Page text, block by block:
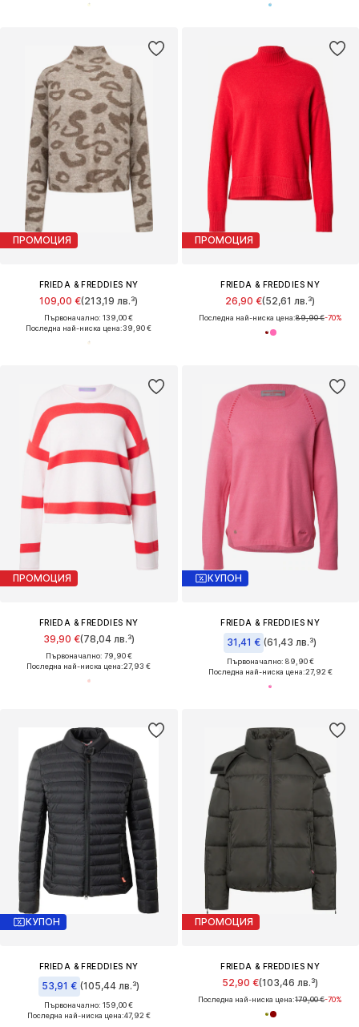
ПРОМОЦИЯ
FRIEDA & FREDDIES NY
109,00 €(213,19 лв.³)
Първоначално: 139,00 €
Последна най-ниска цена:39,90 €
ПРОМОЦИЯ
FRIEDA & FREDDIES NY
26,90 €(52,61 лв.³)
Последна най-ниска цена:89,90 €-70%
ПРОМОЦИЯ
FRIEDA & FREDDIES NY
39,90 €(78,04 лв.³)
Първоначално: 79,90 €
Последна най-ниска цена:27,93 €
КУПОН
FRIEDA & FREDDIES NY
31,41 € (61,43 лв.³)
Първоначално: 89,90 €
Последна най-ниска цена:27,92 €
КУПОН
FRIEDA & FREDDIES NY
53,91 € (105,44 лв.³)
Първоначално: 159,00 €
Последна най-ниска цена:47,92 €
ПРОМОЦИЯ
FRIEDA & FREDDIES NY
52,90 €(103,46 лв.³)
Последна най-ниска цена:179,00 €-70%